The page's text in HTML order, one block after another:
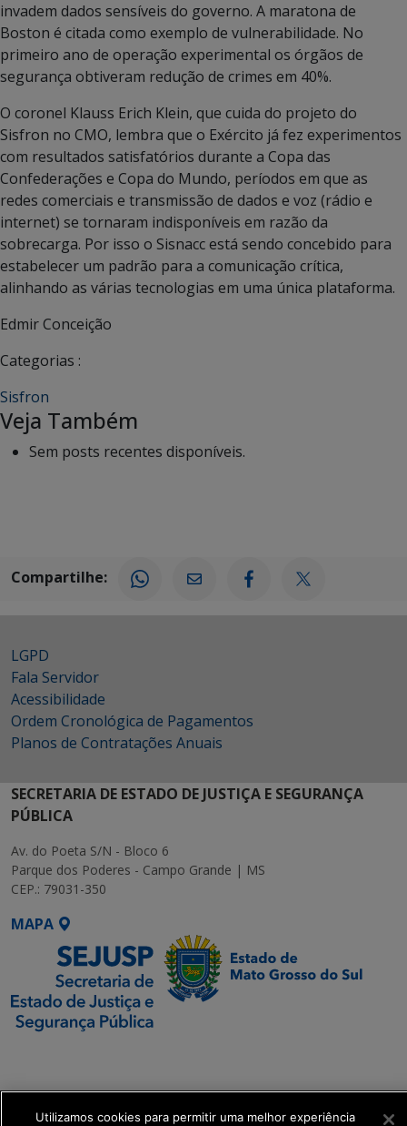
invadem dados sensíveis do governo. A maratona de
Boston é citada como exemplo de vulnerabilidade. No
primeiro ano de operação experimental os órgãos de
segurança obtiveram redução de crimes em 40%.
O coronel Klauss Erich Klein, que cuida do projeto do
Sisfron no CMO, lembra que o Exército já fez experimentos
com resultados satisfatórios durante a Copa das
Confederações e Copa do Mundo, períodos em que as
redes comerciais e transmissão de dados e voz (rádio e
internet) se tornaram indisponíveis em razão da
sobrecarga. Por isso o Sisnacc está sendo concebido para
estabelecer um padrão para a comunicação crítica,
alinhando as várias tecnologias em uma única plataforma.
Edmir Conceição
Categorias :
Sisfron
Veja Também
Sem posts recentes disponíveis.
Compartilhe:
LGPD
Fala Servidor
Acessibilidade
Ordem Cronológica de Pagamentos
Planos de Contratações Anuais
SECRETARIA DE ESTADO DE JUSTIÇA E SEGURANÇA
PÚBLICA
Av. do Poeta S/N - Bloco 6
Parque dos Poderes - Campo Grande | MS
CEP.: 79031-350
MAPA
Transformação Digital
Utilizamos cookies para permitir uma melhor experiência